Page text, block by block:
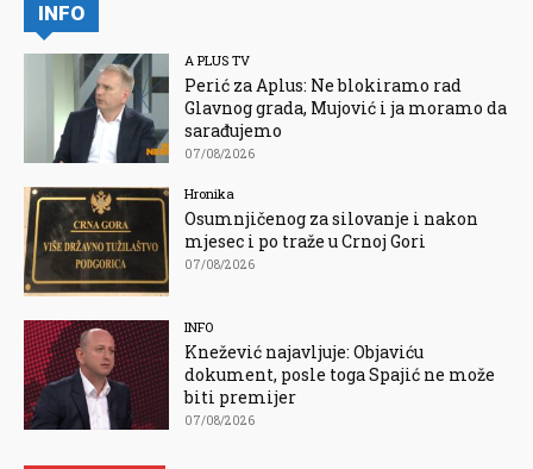
INFO
A PLUS TV
Perić za Aplus: Ne blokiramo rad
Glavnog grada, Mujović i ja moramo da
sarađujemo
07/08/2026
Hronika
Osumnjičenog za silovanje i nakon
mjesec i po traže u Crnoj Gori
07/08/2026
INFO
Knežević najavljuje: Objaviću
dokument, posle toga Spajić ne može
biti premijer
07/08/2026